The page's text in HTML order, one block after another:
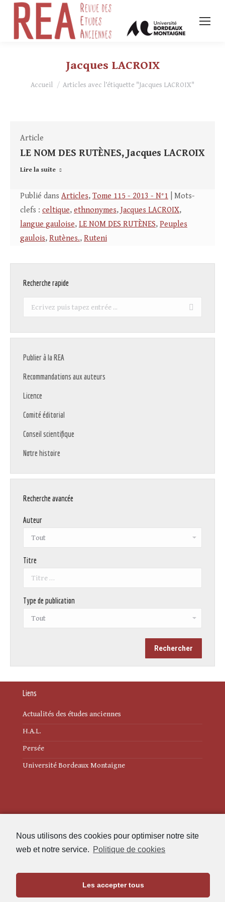
Nous utilisons des cookies pour optimiser notre site
web et notre service. Politique de cookies
Les accepter tous
Jacques LACROIX
Vous êtes ici :
Accueil Articles avec l’étiquette "Jacques LACROIX"
Article
LE NOM DES RUTÈNES, Jacques LACROIX
Lire la suite
Publié dans Articles, Tome 115 - 2013 - N°1 | Mots-
clefs : celtique, ethnonymes, Jacques LACROIX,
langue gauloise, LE NOM DES RUTÈNES, Peuples
gaulois, Rutènes., Ruteni
Recherche rapide
Recherche
Publier à la REA
Recommandations aux auteurs
Licence
Comité éditorial
Conseil scientifique
Notre histoire
Recherche avancée
Auteur
Titre
Type de publication
Liens
Actualités des études anciennes
H.A.L.
Persée
Université Bordeaux Montaigne
Politique de cookies (UE)
Maison de l'Archéologie